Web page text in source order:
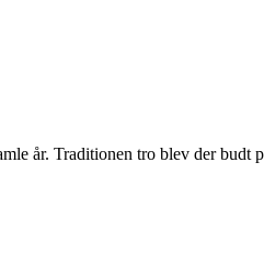
år. Traditionen tro blev der budt